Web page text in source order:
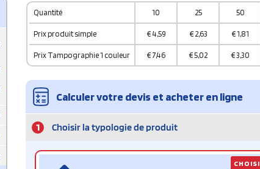
Quantité 10 25 50
Prix produit simple € 4,59 € 2,63 €1,81
Prix Tampographie 1 couleur € 7,46 €5,02 €3,30
Calculer votre devis et acheter en ligne
1 Choisir la typologie de produit
CHOISI